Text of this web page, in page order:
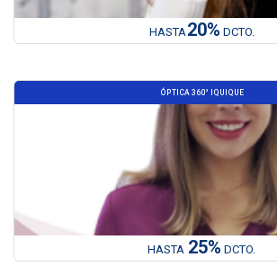
HASTA20% DCTO.
ÓPTICA 360° IQUIQUE
HASTA 25% DCTO.